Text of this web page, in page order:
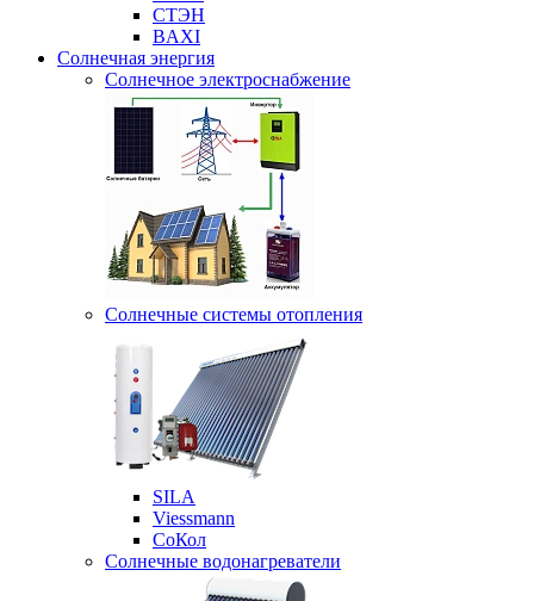
СТЭН
BAXI
Солнечная энергия
Солнечное электроснабжение
Солнечные системы отопления
SILA
Viessmann
СоКол
Солнечные водонагреватели